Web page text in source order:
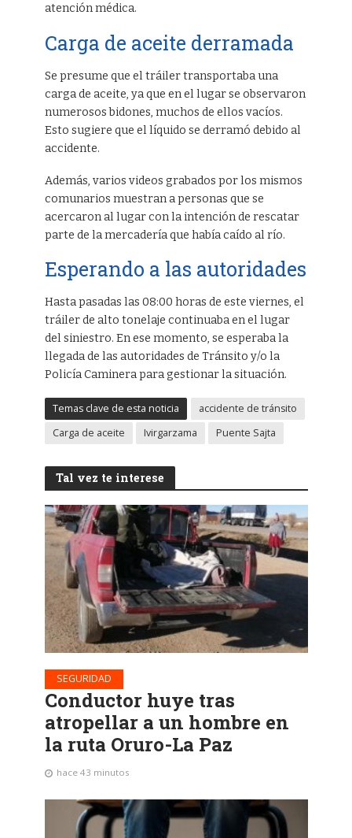
atención médica.
Carga de aceite derramada
Se presume que el tráiler transportaba una
carga de aceite, ya que en el lugar se observaron
numerosos bidones, muchos de ellos vacíos.
Esto sugiere que el líquido se derramó debido al
accidente.
Además, varios videos grabados por los mismos
comunarios muestran a personas que se
acercaron al lugar con la intención de rescatar
parte de la mercadería que había caído al río.
Esperando a las autoridades
Hasta pasadas las 08:00 horas de este viernes, el
tráiler de alto tonelaje continuaba en el lugar
del siniestro. En ese momento, se esperaba la
llegada de las autoridades de Tránsito y/o la
Policía Caminera para gestionar la situación.
Temas clave de esta noticia
accidente de tránsito
Carga de aceite
Ivirgarzama Puente Sajta
Tal vez te interese
SEGURIDAD
Conductor huye tras
atropellar a un hombre en
la ruta Oruro-La Paz
hace 43 minutos